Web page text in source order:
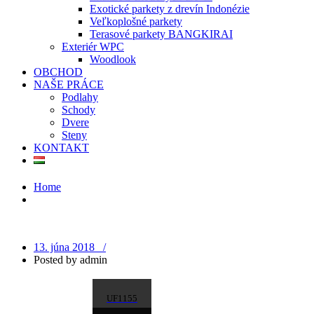
Exotické parkety z drevín Indonézie
Veľkoplošné parkety
Terasové parkety BANGKIRAI
Exteriér WPC
Woodlook
OBCHOD
NAŠE PRÁCE
Podlahy
Schody
Dvere
Steny
KONTAKT
Home
13. júna 2018 /
Posted by admin
UF1155